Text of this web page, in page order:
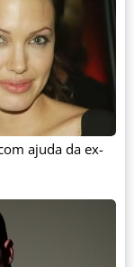
ajuda da ex-